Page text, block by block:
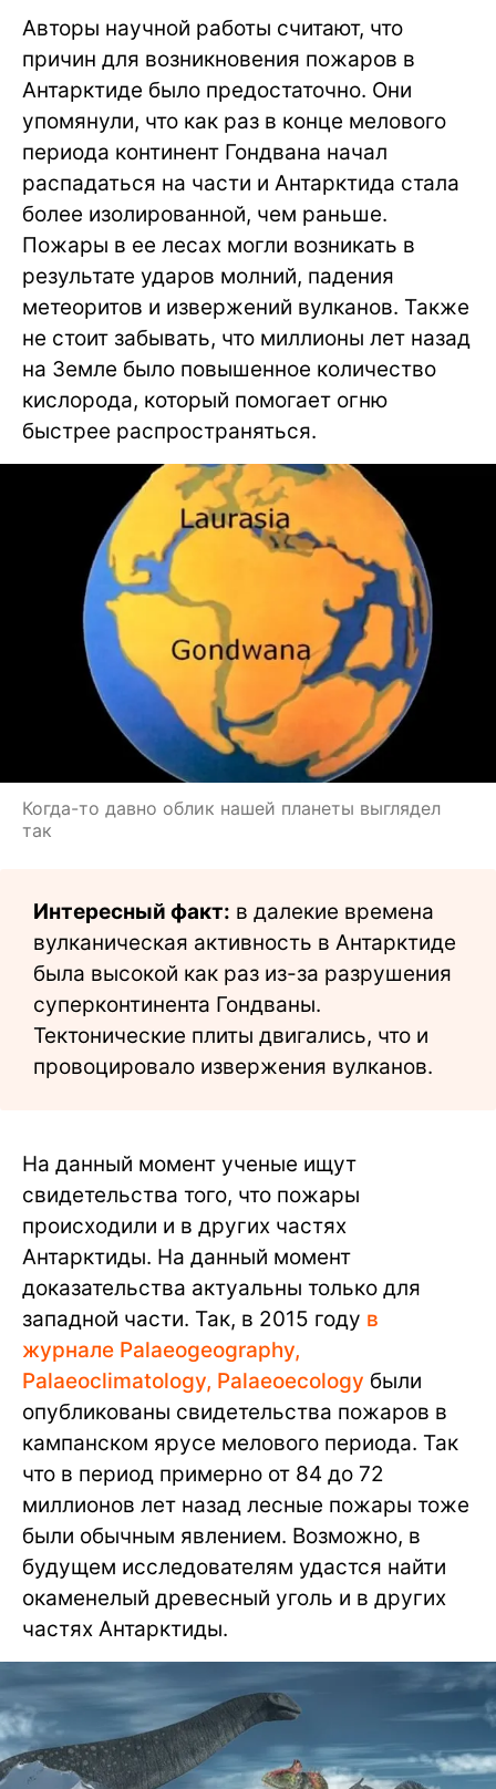
Авторы научной работы считают, что
причин для возникновения пожаров в
Антарктиде было предостаточно. Они
упомянули, что как раз в конце мелового
периода континент Гондвана начал
распадаться на части и Антарктида стала
более изолированной, чем раньше.
Пожары в ее лесах могли возникать в
результате ударов молний, падения
метеоритов и извержений вулканов. Также
не стоит забывать, что миллионы лет назад
на Земле было повышенное количество
кислорода, который помогает огню
быстрее распространяться.
Когда-то давно облик нашей планеты выглядел
так
Интересный факт: в далекие времена
вулканическая активность в Антарктиде
была высокой как раз из-за разрушения
суперконтинента Гондваны.
Тектонические плиты двигались, что и
провоцировало извержения вулканов.
На данный момент ученые ищут
свидетельства того, что пожары
происходили и в других частях
Антарктиды. На данный момент
доказательства актуальны только для
западной части. Так, в 2015 году в
журнале Palaeogeography,
Palaeoclimatology, Palaeoecology были
опубликованы свидетельства пожаров в
кампанском ярусе мелового периода. Так
что в период примерно от 84 до 72
миллионов лет назад лесные пожары тоже
были обычным явлением. Возможно, в
будущем исследователям удастся найти
окаменелый древесный уголь и в других
частях Антарктиды.